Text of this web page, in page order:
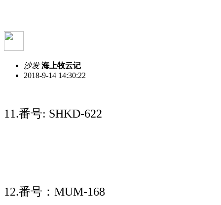
沙发 海上牧云记
2018-9-14 14:30:22
11.番号: SHKD-622
12.番号：MUM-168